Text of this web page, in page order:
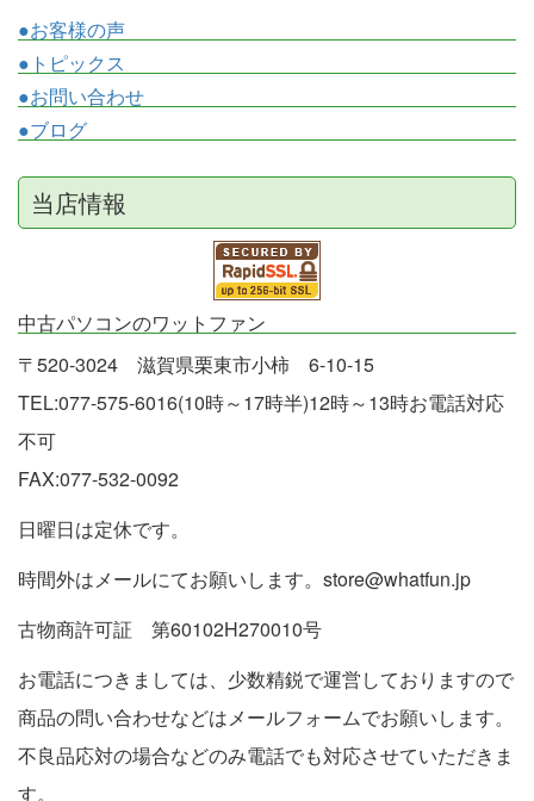
●お客様の声
●トピックス
●お問い合わせ
●ブログ
当店情報
中古パソコンのワットファン
〒520-3024 滋賀県栗東市小柿 6-10-15
TEL:077-575-6016(10時～17時半)12時～13時お電話対応
不可
FAX:077-532-0092
日曜日は定休です。
時間外はメールにてお願いします。store@whatfun.jp
古物商許可証 第60102H270010号
お電話につきましては、少数精鋭で運営しておりますので
商品の問い合わせなどはメールフォームでお願いします。
不良品応対の場合などのみ電話でも対応させていただきま
す。